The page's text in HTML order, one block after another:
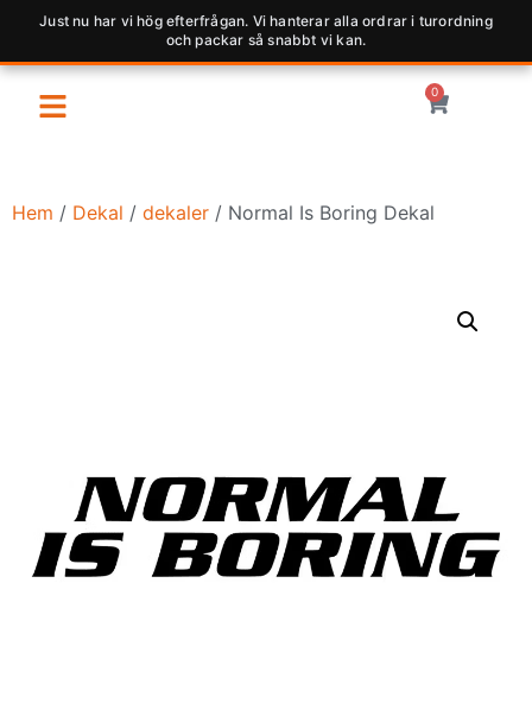
Just nu har vi hög efterfrågan. Vi hanterar alla ordrar i turordning
och packar så snabbt vi kan.
0
Hem / Dekal / dekaler / Normal Is Boring Dekal